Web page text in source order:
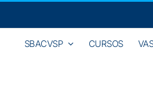
SBACVSP CURSOS